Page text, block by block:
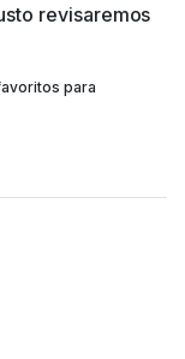
revisaremos
para